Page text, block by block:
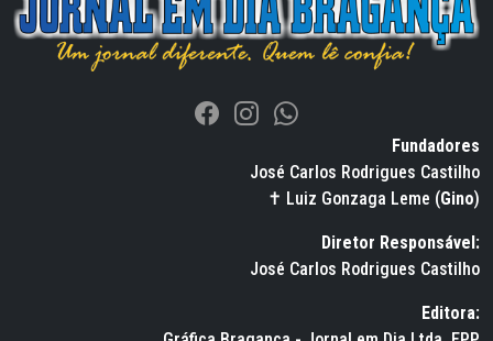
Fundadores
José Carlos Rodrigues Castilho
✝ Luiz Gonzaga Leme (Gino)
Diretor Responsável:
José Carlos Rodrigues Castilho
Editora: